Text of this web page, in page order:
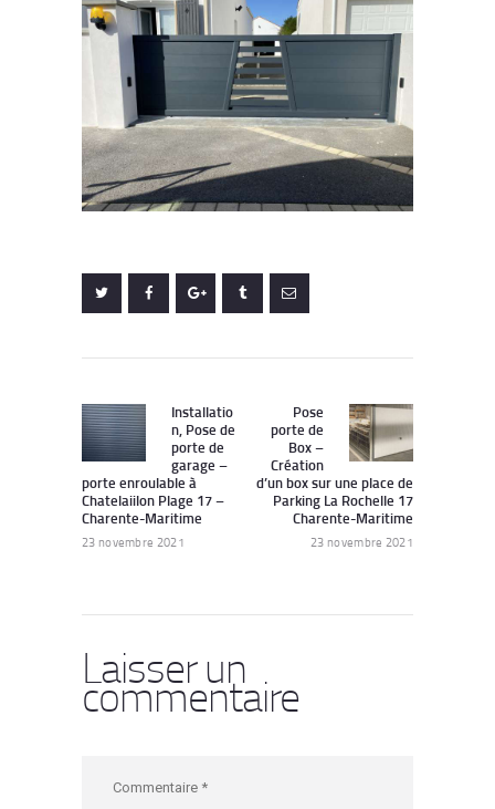
de
l’article
Previous
post:
Installatio
n, Pose de
porte de
garage –
porte enroulable à
Chatelaiilon Plage 17 –
Charente-Maritime
23 novembre 2021
Next
post:
Pose
porte de
Box –
Création
d’un box sur une place de
Parking La Rochelle 17
Charente-Maritime
23 novembre 2021
Laisser un
commentaire